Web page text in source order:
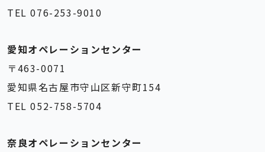
TEL 076-253-9010
愛知オペレーションセンター
〒463-0071
愛知県名古屋市守山区新守町154
TEL 052-758-5704
奈良オペレーションセンター